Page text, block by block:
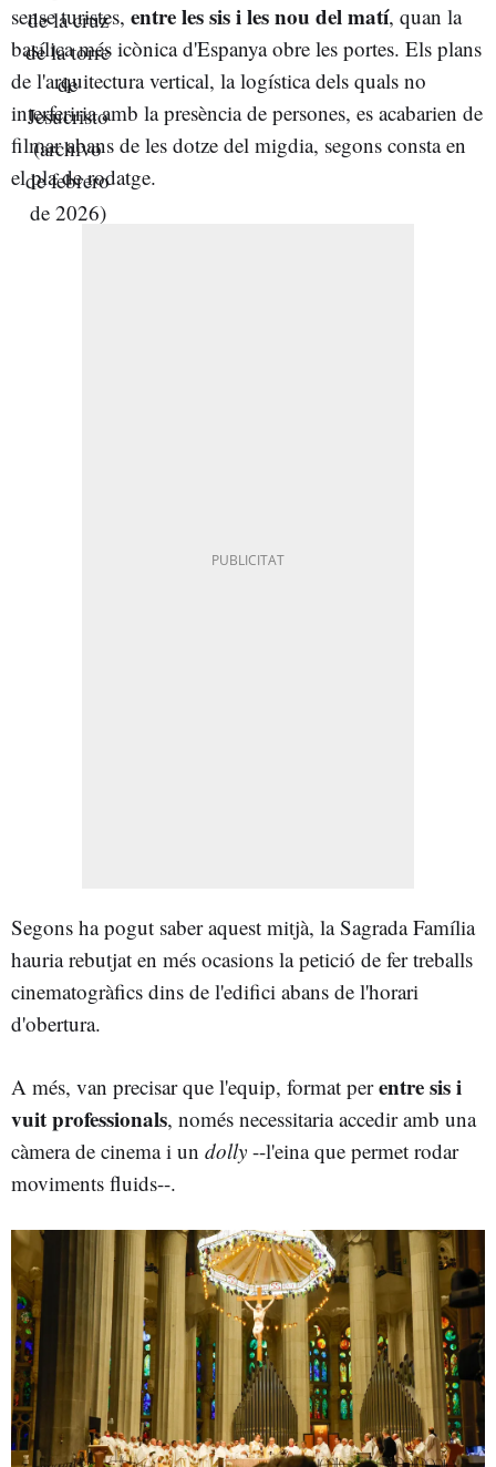
sense turistes, entre les sis i les nou del matí, quan la
basílica més icònica d'Espanya obre les portes. Els plans
de l'arquitectura vertical, la logística dels quals no
interferiria amb la presència de persones, es acabarien de
filmar abans de les dotze del migdia, segons consta en
el pla de rodatge.
Segons ha pogut saber aquest mitjà, la Sagrada Família
hauria rebutjat en més ocasions la petició de fer treballs
cinematogràfics dins de l'edifici abans de l'horari
d'obertura.
A més, van precisar que l'equip, format perentre sis i
vuit professionals, només necessitaria accedir amb una
càmera de cinema i un dolly --l'eina que permet rodar
moviments fluids--.